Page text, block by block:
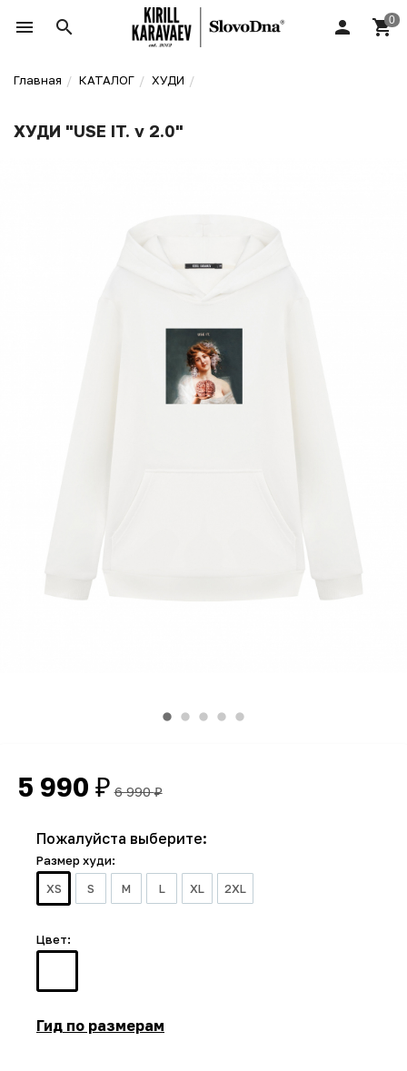
Главная КАТАЛОГ ХУДИ
ХУДИ "USE IT. v 2.0"
5 990 ₽ 6 990₽
Пожалуйста выберите:
Размер худи:
XS
S M L XL 2XL
Цвет:
Гид по размерам